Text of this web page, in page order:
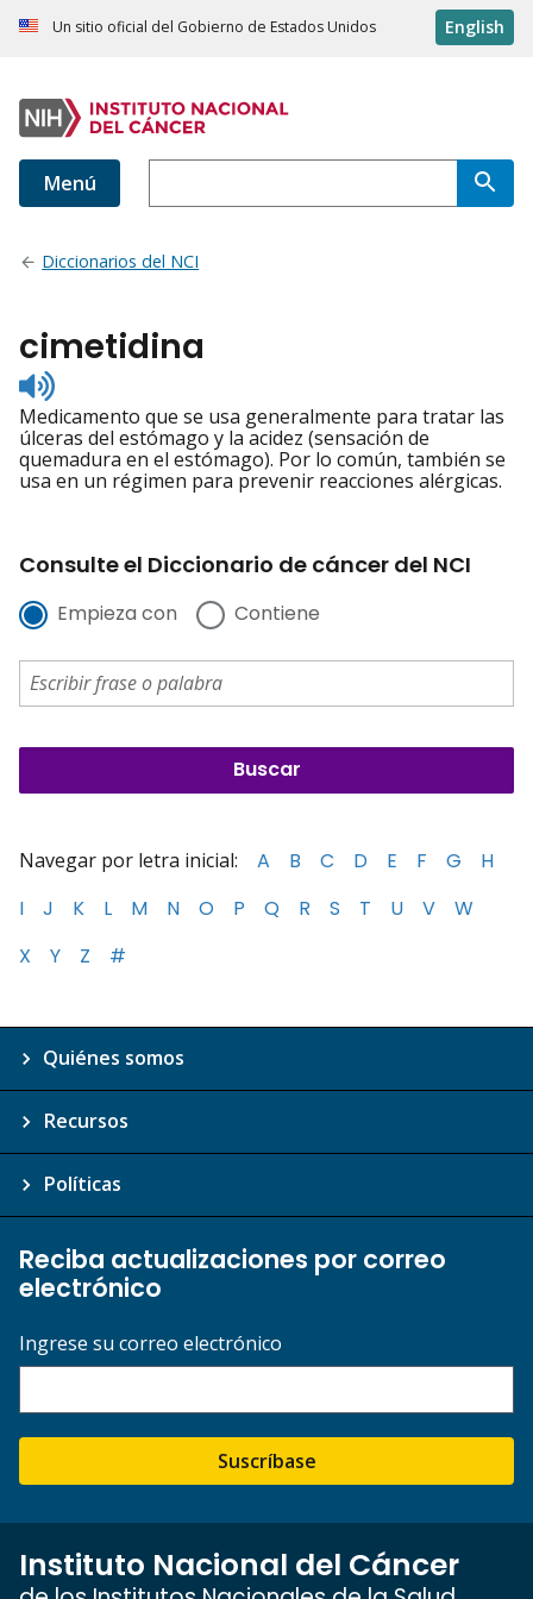
Un sitio oficial del Gobierno de Estados Unidos English
Menú
Diccionarios del NCI
cimetidina
Listen
to
pronunciation
Medicamento que se usa generalmente para tratar las
úlceras del estómago y la acidez (sensación de
quemadura en el estómago). Por lo común, también se
usa en un régimen para prevenir reacciones alérgicas.
Consulte el Diccionario de cáncer del NCI
Empieza con Contiene
Navegar por letra inicial: A B C D E F G
H
I
J K L M N O P Q R S T U V
W
X
Y Z #
Quiénes somos
Recursos
Políticas
Reciba actualizaciones por correo
electrónico
Ingrese su correo electrónico
Suscríbase
Instituto Nacional del Cáncer